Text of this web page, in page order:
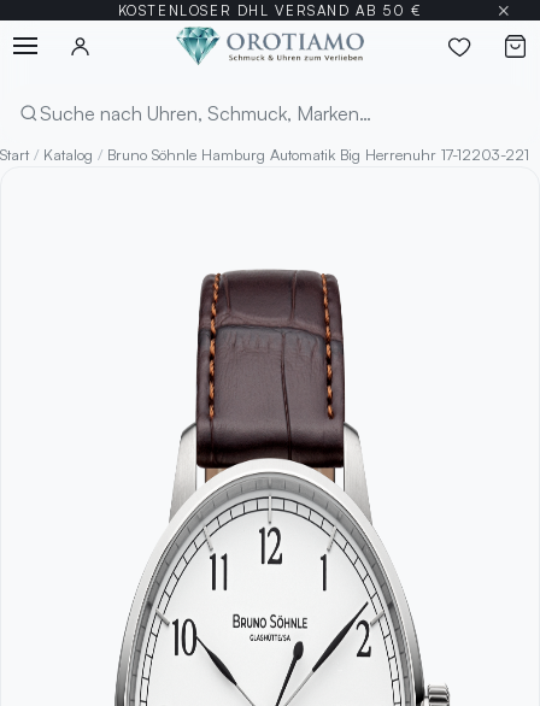
KOSTENLOSER DHL VERSAND AB 50 € ×
Suchen
Start / Katalog / Bruno Söhnle Hamburg Automatik Big Herrenuhr 17-12203-221